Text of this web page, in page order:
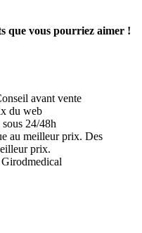
que vous pourriez aimer !
avant vente
du web
24/48h
Des
prix.